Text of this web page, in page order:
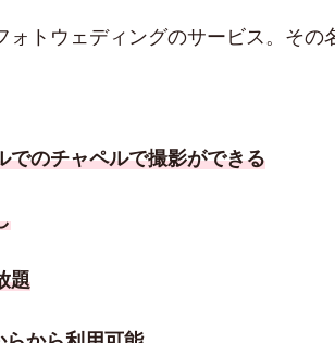
ォトウェディングのサービス。その
でのチャペルで撮影ができる
題